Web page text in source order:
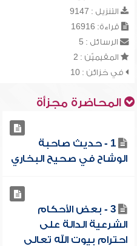
التنزيل : 9147
قراءة: 16916
الرسائل : 5
المقيميّن : 2
في خزائن : 10
المحاضرة مجزأة
1 - حديث صاحبة
الوشاح في صحيح البخاري
3 - بعض الأحكام
الشرعية الدالة على
احترام بيوت الله تعالى